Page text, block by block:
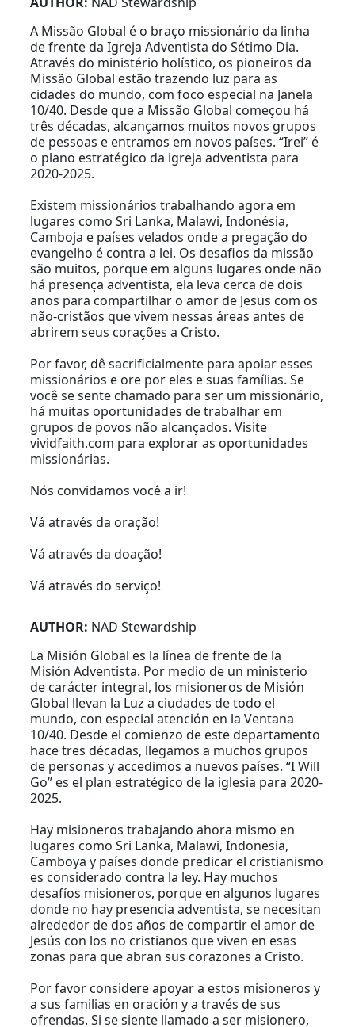
A Missão Global é o braço missionário da linha
de frente da Igreja Adventista do Sétimo Dia.
Através do ministério holístico, os pioneiros da
Missão Global estão trazendo luz para as
cidades do mundo, com foco especial na Janela
10/40. Desde que a Missão Global começou há
três décadas, alcançamos muitos novos grupos
de pessoas e entramos em novos países. “Irei” é
o plano estratégico da igreja adventista para
2020-2025.
Existem missionários trabalhando agora em
lugares como Sri Lanka, Malawi, Indonésia,
Camboja e países velados onde a pregação do
evangelho é contra a lei. Os desafios da missão
são muitos, porque em alguns lugares onde não
há presença adventista, ela leva cerca de dois
anos para compartilhar o amor de Jesus com os
não-cristãos que vivem nessas áreas antes de
abrirem seus corações a Cristo.
Por favor, dê sacrificialmente para apoiar esses
missionários e ore por eles e suas famílias. Se
você se sente chamado para ser um missionário,
há muitas oportunidades de trabalhar em
grupos de povos não alcançados. Visite
vividfaith.com para explorar as oportunidades
missionárias.
Nós convidamos você a ir!
Vá através da oração!
Vá através da doação!
Vá através do serviço!
AUTHOR: NAD Stewardship
La Misión Global es la línea de frente de la
Misión Adventista. Por medio de un ministerio
de carácter integral, los misioneros de Misión
Global llevan la Luz a ciudades de todo el
mundo, con especial atención en la Ventana
10/40. Desde el comienzo de este departamento
hace tres décadas, llegamos a muchos grupos
de personas y accedimos a nuevos países. “I Will
Go” es el plan estratégico de la iglesia para 2020-
2025.
Hay misioneros trabajando ahora mismo en
lugares como Sri Lanka, Malawi, Indonesia,
Camboya y países donde predicar el cristianismo
es considerado contra la ley. Hay muchos
desafíos misioneros, porque en algunos lugares
donde no hay presencia adventista, se necesitan
alrededor de dos años de compartir el amor de
Jesús con los no cristianos que viven en esas
zonas para que abran sus corazones a Cristo.
Por favor considere apoyar a estos misioneros y
a sus familias en oración y a través de sus
ofrendas. Si se siente llamado a ser misionero,